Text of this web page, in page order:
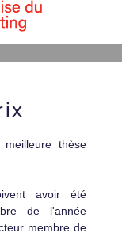
thèse
avoir été
de l'année
membre de